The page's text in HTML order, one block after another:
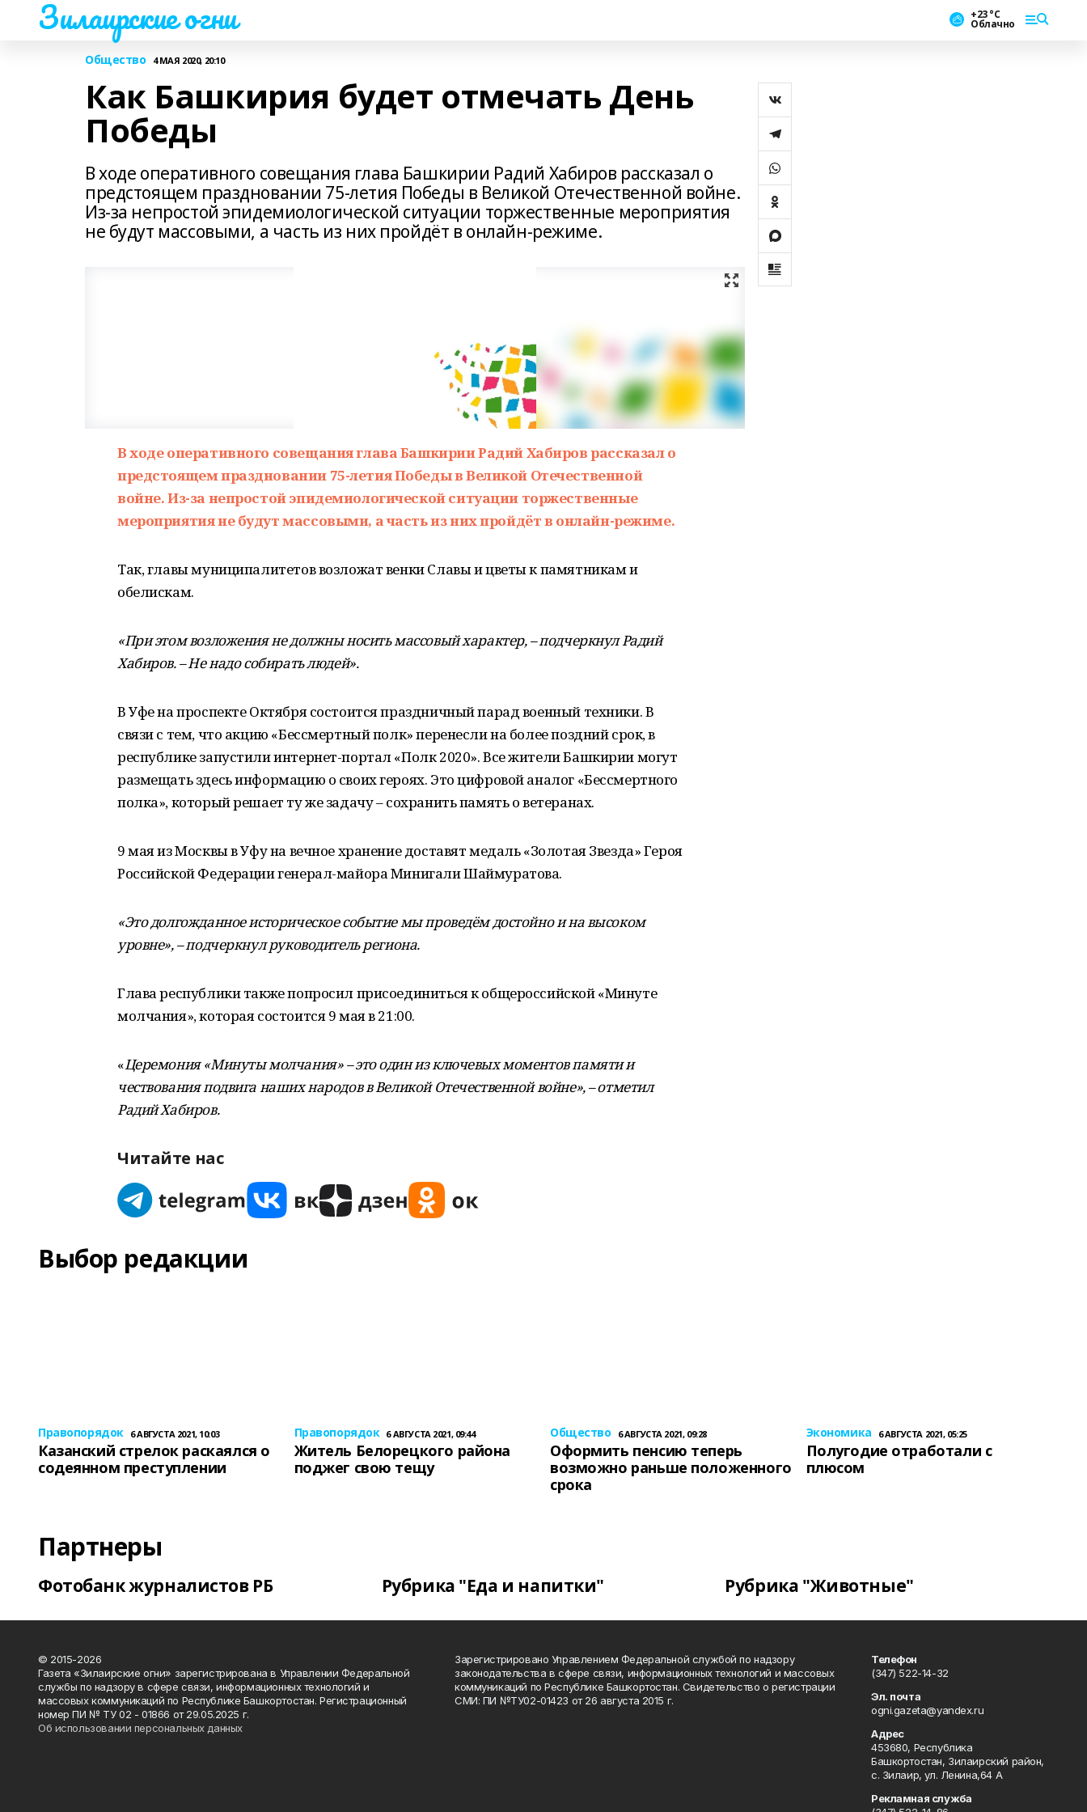
Зилаирские огни +23 °С
Облачно
Общество 4 МАЯ 2020, 20:10
Как Башкирия будет отмечать День
Победы
В ходе оперативного совещания глава Башкирии Радий Хабиров рассказал о
предстоящем праздновании 75-летия Победы в Великой Отечественной войне.
Из-за непростой эпидемиологической ситуации торжественные мероприятия
не будут массовыми, а часть из них пройдёт в онлайн-режиме.
В ходе оперативного совещания глава Башкирии Радий Хабиров рассказал о
предстоящем праздновании 75-летия Победы в Великой Отечественной
войне. Из-за непростой эпидемиологической ситуации торжественные
мероприятия не будут массовыми, а часть из них пройдёт в онлайн-режиме.
Так, главы муниципалитетов возложат венки Славы и цветы к памятникам и
обелискам.
«При этом возложения не должны носить массовый характер, – подчеркнул Радий
Хабиров. – Не надо собирать людей».
В Уфе на проспекте Октября состоится праздничный парад военный техники. В
связи с тем, что акцию «Бессмертный полк» перенесли на более поздний срок, в
республике запустили интернет-портал «Полк 2020». Все жители Башкирии могут
размещать здесь информацию о своих героях. Это цифровой аналог «Бессмертного
полка», который решает ту же задачу – сохранить память о ветеранах.
9 мая из Москвы в Уфу на вечное хранение доставят медаль «Золотая Звезда» Героя
Российской Федерации генерал-майора Минигали Шаймуратова.
«Это долгожданное историческое событие мы проведём достойно и на высоком
уровне», – подчеркнул руководитель региона.
Глава республики также попросил присоединиться к общероссийской «Минуте
молчания», которая состоится 9 мая в 21:00.
«Церемония «Минуты молчания» – это один из ключевых моментов памяти и
чествования подвига наших народов в Великой Отечественной войне», – отметил
Радий Хабиров.
Читайте нас
Выбор редакции
Правопорядок 6 АВГУСТА 2021, 10:03
Казанский стрелок раскаялся о
содеянном преступлении
Правопорядок 6 АВГУСТА 2021, 09:44
Житель Белорецкого района
поджег свою тещу
Общество 6 АВГУСТА 2021, 09:28
Оформить пенсию теперь
возможно раньше положенного
срока
Экономика 6 АВГУСТА 2021, 05:25
Полугодие отработали с
плюсом
Партнеры
Фотобанк журналистов РБ Рубрика "Еда и напитки" Рубрика "Животные"
© 2015-2026
Газета «Зилаирские огни» зарегистрирована в Управлении Федеральной
службы по надзору в сфере связи, информационных технологий и
массовых коммуникаций по Республике Башкортостан. Регистрационный
номер ПИ № ТУ 02 - 01866 от 29.05.2025 г.
Об использовании персональных данных
Зарегистрировано Управлением Федеральной службой по надзору
законодательства в сфере связи, информационных технологий и массовых
коммуникаций по Республике Башкортостан. Свидетельство о регистрации
СМИ: ПИ №ТУ02-01423 от 26 августа 2015 г.
Телефон
(347) 522-14-32
Эл. почта
ogni.gazeta@yandex.ru
Адрес
453680, Республика
Башкортостан, Зилаирский район,
с. Зилаир, ул. Ленина,64 А
Рекламная служба